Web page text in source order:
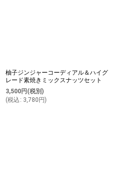
柚子ジンジャーコーディアル＆ハイグ
レード素焼きミックスナッツセット
3,500円 (税別)
(税込 : 3,780 円)